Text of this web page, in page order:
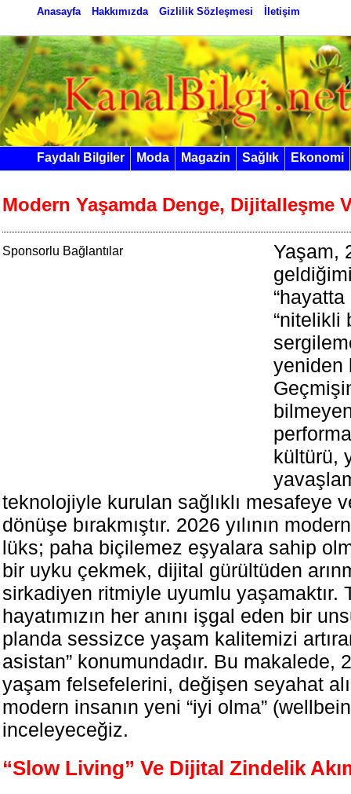
Anasayfa Hakkımızda Gizlilik Sözleşmesi İletişim
Faydalı Bilgiler Moda Magazin Sağlık Ekonomi
Modern Yaşamda Denge, Dijitalleşme
Sponsorlu Bağlantılar
Yaşam,
“nitelikli
yeniden
kültürü,
teknolojiyle kurulan sağlıklı mesafeye
dönüşe bırakmıştır. 2026 yılının
lüks; paha biçilemez eşyalara sahip
bir uyku çekmek, dijital gürültüden
sirkadiyen ritmiyle uyumlu yaşamaktır.
hayatımızın her anını işgal eden bir
planda sessizce yaşam kalitemizi
asistan” konumundadır. Bu makalede,
yaşam felsefelerini, değişen seyahat
modern insanın yeni “iyi olma”
inceleyeceğiz.
“Slow Living” Ve Dijital Zindelik